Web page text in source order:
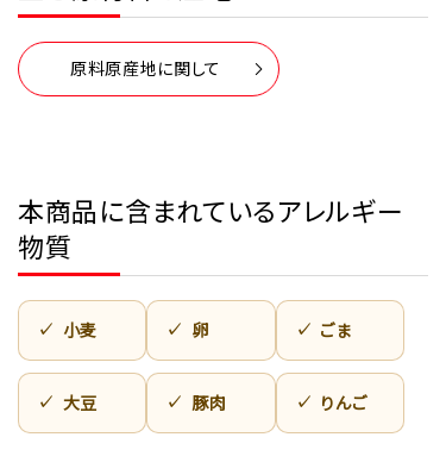
原料原産地に関して
本商品に含まれているアレルギー
物質
小麦 卵 ごま
大豆 豚肉 りんご